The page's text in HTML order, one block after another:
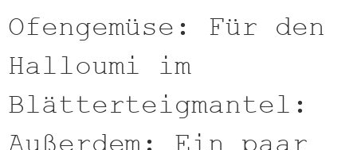
Ofengemüse: Für den
Halloumi im
Blätterteigmantel: